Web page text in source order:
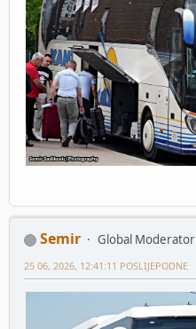
Semir
Global Moderator
25 06, 2026, 12:41:11 POSLIJEPODNE